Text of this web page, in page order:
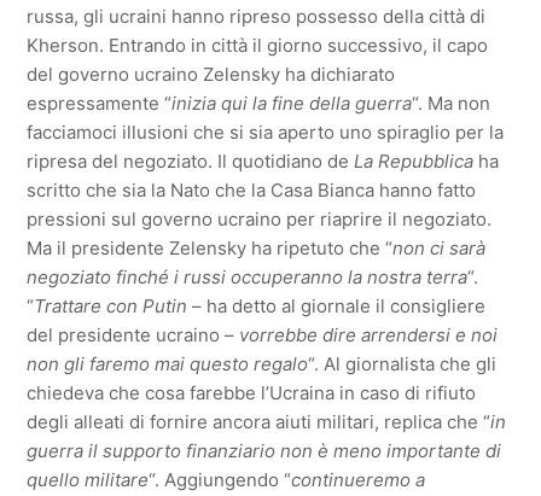
russa, gli ucraini hanno ripreso possesso della città di
Kherson. Entrando in città il giorno successivo, il capo
del governo ucraino Zelensky ha dichiarato
espressamente “inizia qui la fine della guerra“. Ma non
facciamoci illusioni che si sia aperto uno spiraglio per la
ripresa del negoziato. Il quotidiano deLa Repubblica ha
scritto che sia la Nato che la Casa Bianca hanno fatto
pressioni sul governo ucraino per riaprire il negoziato.
Ma il presidente Zelensky ha ripetuto che “non ci sarà
negoziato finché i russi occuperanno la nostra terra“.
“Trattare con Putin– ha detto al giornale il consigliere
del presidente ucraino – vorrebbe dire arrendersi e noi
non gli faremo mai questo regalo“. Al giornalista che gli
chiedeva che cosa farebbe l’Ucraina in caso di rifiuto
degli alleati di fornire ancora aiuti militari, replica che “in
guerra il supporto finanziario non è meno importante di
quello militare“. Aggiungendo “continueremo a